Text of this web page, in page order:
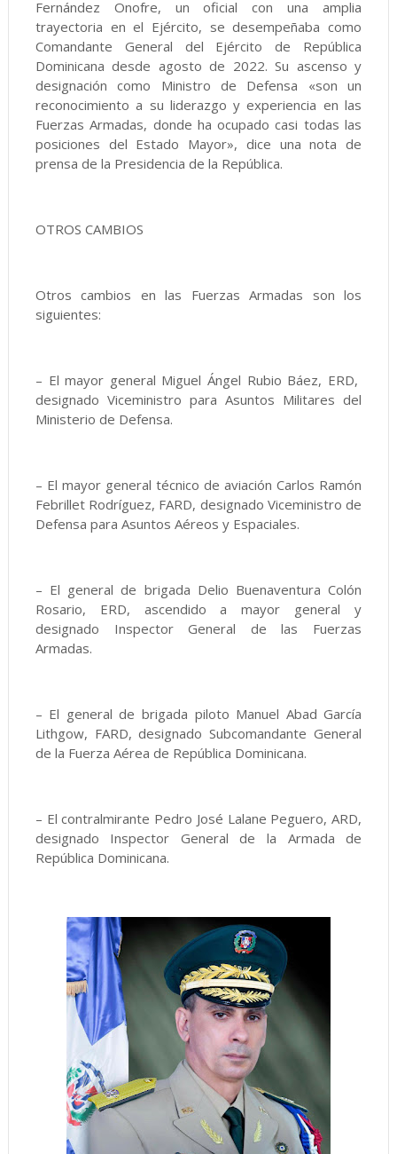
Fernández Onofre, un oficial con una amplia
trayectoria en el Ejército, se desempeñaba como
Comandante General del Ejército de República
Dominicana desde agosto de 2022. Su ascenso y
designación como Ministro de Defensa «son un
reconocimiento a su liderazgo y experiencia en las
Fuerzas Armadas, donde ha ocupado casi todas las
posiciones del Estado Mayor», dice una nota de
prensa de la Presidencia de la República.
OTROS CAMBIOS
Otros cambios en las Fuerzas Armadas son los
siguientes:
– El mayor general Miguel Ángel Rubio Báez, ERD,
designado Viceministro para Asuntos Militares del
Ministerio de Defensa.
– El mayor general técnico de aviación Carlos Ramón
Febrillet Rodríguez, FARD, designado Viceministro de
Defensa para Asuntos Aéreos y Espaciales.
– El general de brigada Delio Buenaventura Colón
Rosario, ERD, ascendido a mayor general y
designado Inspector General de las Fuerzas
Armadas.
– El general de brigada piloto Manuel Abad García
Lithgow, FARD, designado Subcomandante General
de la Fuerza Aérea de República Dominicana.
– El contralmirante Pedro José Lalane Peguero, ARD,
designado Inspector General de la Armada de
República Dominicana.